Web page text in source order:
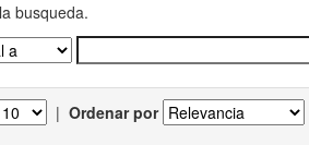
busqueda.
| Ordenar por